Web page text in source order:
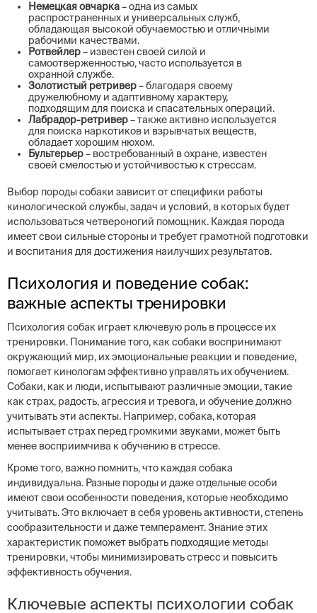
Немецкая овчарка– одна из самых
распространенных и универсальных служб,
обладающая высокой обучаемостью и отличными
рабочими качествами.
Ротвейлер– известен своей силой и
самоотверженностью, часто используется в
охранной службе.
Золотистый ретривер– благодаря своему
дружелюбному и адаптивному характеру,
подходящим для поиска и спасательных операций.
Лабрадор-ретривер– также активно используется
для поиска наркотиков и взрывчатых веществ,
обладает хорошим нюхом.
Бультерьер– востребованный в охране, известен
своей смелостью и устойчивостью к стрессам.
Выбор породы собаки зависит от специфики работы
кинологической службы, задач и условий, в которых будет
использоваться четвероногий помощник. Каждая порода
имеет свои сильные стороны и требует грамотной подготовки
и воспитания для достижения наилучших результатов.
Психология и поведение собак:
важные аспекты тренировки
Психология собак играет ключевую роль в процессе их
тренировки. Понимание того, как собаки воспринимают
окружающий мир, их эмоциональные реакции и поведение,
помогает кинологам эффективно управлять их обучением.
Собаки, как и люди, испытывают различные эмоции, такие
как страх, радость, агрессия и тревога, и обучение должно
учитывать эти аспекты. Например, собака, которая
испытывает страх перед громкими звуками, может быть
менее восприимчива к обучению в стрессе.
Кроме того, важно помнить, что каждая собака
индивидуальна. Разные породы и даже отдельные особи
имеют свои особенности поведения, которые необходимо
учитывать. Это включает в себя уровень активности, степень
сообразительности и даже темперамент. Знание этих
характеристик поможет выбрать подходящие методы
тренировки, чтобы минимизировать стресс и повысить
эффективность обучения.
Ключевые аспекты психологии собак